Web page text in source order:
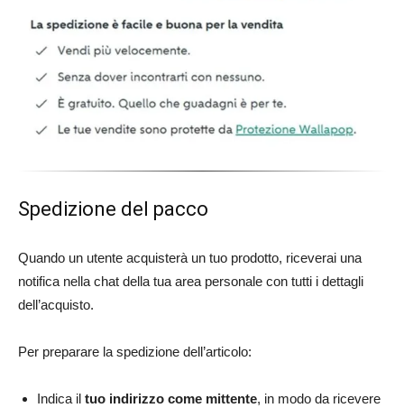
Spedizione del pacco
Quando un utente acquisterà un tuo prodotto, riceverai una
notifica nella chat della tua area personale con tutti i dettagli
dell’acquisto.
Per preparare la spedizione dell’articolo:
Indica il tuo indirizzo come mittente, in modo da ricevere